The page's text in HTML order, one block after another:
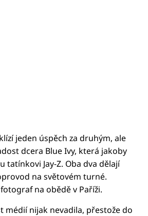
jeden úspěch za druhým, ale
dcera Blue Ivy, která jakoby
tatínkovi Jay-Z. Oba dva dělají
na světovém turné.
na obědě v Paříži.
médií nijak nevadila, přestože do